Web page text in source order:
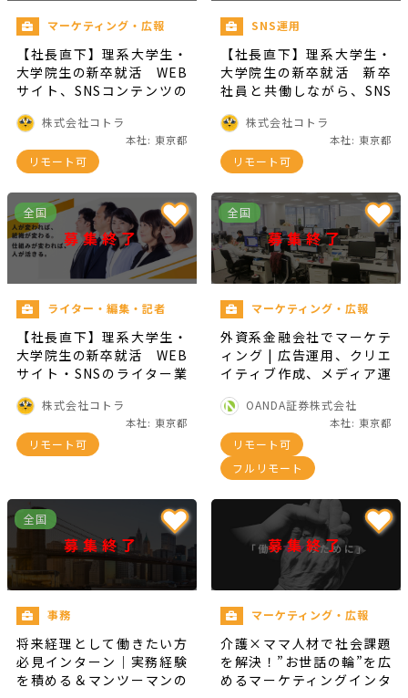
マーケティング・広報
【社長直下】理系大学生・
大学院生の新卒就活 WEB
サイト、SNSコンテンツの
株式会社コトラ
本社: 東京都
リモート可
SNS運用
【社長直下】理系大学生・
大学院生の新卒就活 新卒
社員と共働しながら、SNS
株式会社コトラ
本社: 東京都
リモート可
全国
募集終了
ライター・編集・記者
【社長直下】理系大学生・
大学院生の新卒就活 WEB
サイト・SNSのライター業
株式会社コトラ
本社: 東京都
リモート可
全国
募集終了
マーケティング・広報
外資系金融会社でマーケテ
ィング | 広告運用、クリエ
イティブ作成、メディア運
ど
OANDA証券株式会社
本社: 東京都
リモート可
フルリモート
全国
募集終了
事務
将来経理として働きたい方
必見インターン｜実務経験
を積める＆マンツーマンの
募集終了
マーケティング・広報
介護×ママ人材で社会課題
を解決！”お世話の輪”を広
めるマーケティングインタ